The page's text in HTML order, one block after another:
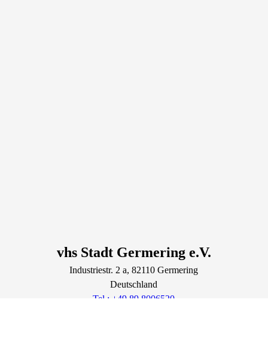
vhs Stadt Germering e.V.
Industriestr. 2 a, 82110Germering
Deutschland
Tel.: +49 89 8006520